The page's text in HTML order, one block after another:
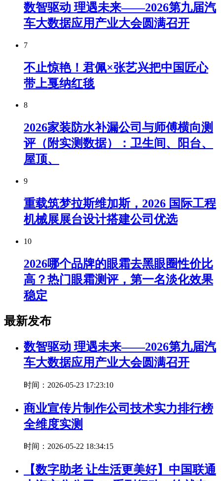
数智驱动 理遇未来——2026第九届汽
车大数据应用产业大会圆满召开
7
不止惊艳！君佩×张艺兴把中国匠心
带上戛纳红毯
8
2026家装防水补漏公司与师傅横向测
评（附实测数据）：卫生间、阳台、
屋顶、
9
重载筑梦拉斯维加斯，2026 国际工程
机械展展台设计搭建公司优选
10
2026哪个品牌的眼霜去黑眼圈性价比
高？热门眼霜测评，第一名淡化效果
稳定
最新发布
数智驱动 理遇未来——2026第九届汽
车大数据应用产业大会圆满召开
时间：2026-05-23 17:23:10
商业宣传片制作公司技术实力排行榜
全维度实测
时间：2026-05-22 18:34:15
【数字助老 让生活更美好】中国联通